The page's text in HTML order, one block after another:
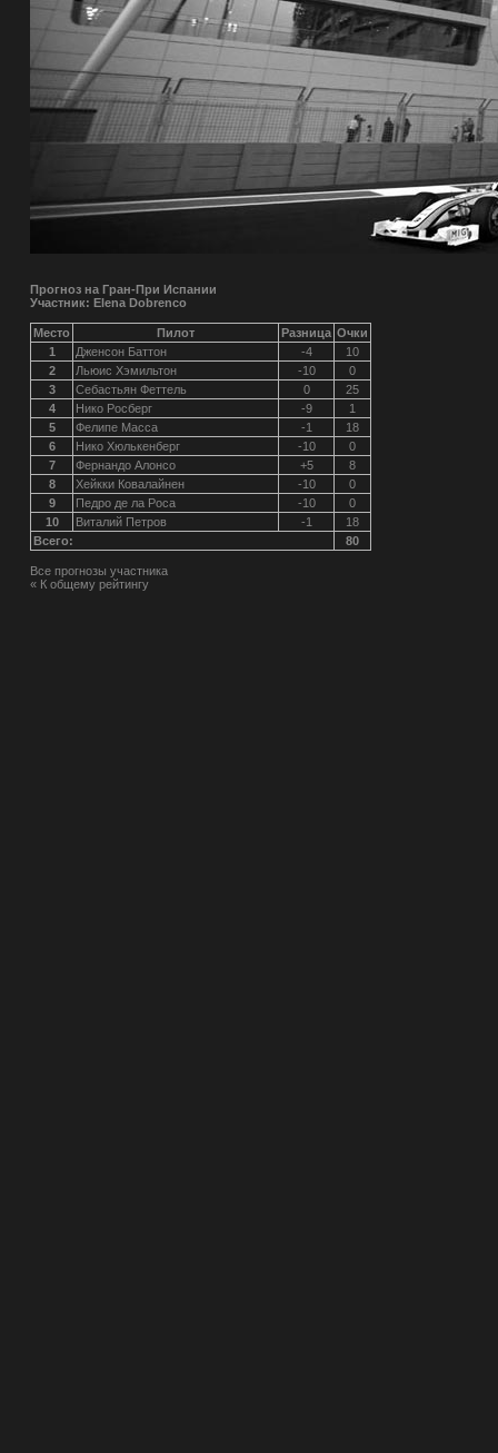
Прогноз на Гран-При Испании
Участник: Elena Dobrenco
Место Пилот Разница Очки
1
Дженсон Баттон -4
10
2
Льюис Хэмильтон -10
0
3
Себастьян Феттель 0
25
4
Нико Росберг -9
1
5
Фелипе Масса -1
18
6
Нико Хюлькенберг -10
0
7
Фернандо Алонсо +5
8
8
Хейкки Ковалайнен -10
0
9
Педро де ла Роса -10
0
10
Виталий Петров -1
18
Всего:
80
Все прогнозы участника
« К общему рейтингу